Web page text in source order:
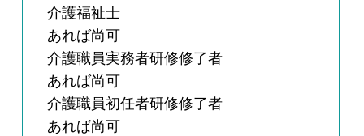
介護福祉士
あれば尚可
介護職員実務者研修修了者
あれば尚可
介護職員初任者研修修了者
あれば尚可